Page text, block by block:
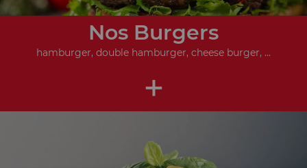
Nos Burgers
hamburger, double hamburger, cheese burger, ...
+